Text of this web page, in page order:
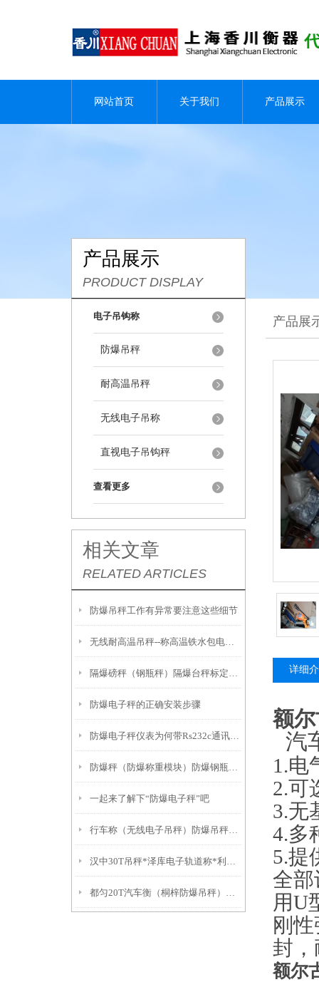
网站首页 关于我们 产品展示
产品展示
PRODUCT DISPLAY
电子吊钩称
防爆吊秤
耐高温吊秤
无线电子吊称
直视电子吊钩秤
查看更多
相关文章
RELATED ARTICLES
防爆吊秤工作有异常要注意这些细节
无线耐高温吊秤--称高温铁水包电子吊秤推荐
隔爆磅秤（钢瓶秤）隔爆台秤标定和使用说明
防爆电子秤的正确安装步骤
防爆电子秤仪表为何带Rs232c通讯接口呢？
防爆秤（防爆称重模块）防爆钢瓶秤）防爆称秤对称重区域的要求
一起来了解下“防爆电子秤”吧
行车称（无线电子吊秤）防爆吊秤显示故障发解决方法
汉中30T吊秤*泽库电子轨道称*利通防爆吊秤*汉台3吨吊秤
都匀20T汽车衡（桐梓防爆吊秤）大方无线吊磅）独山50吨汽车衡
产品展
详细
额
汽
1.电
2.可
3.无
4.多
5.提
全部
用U
刚
封，
额尔